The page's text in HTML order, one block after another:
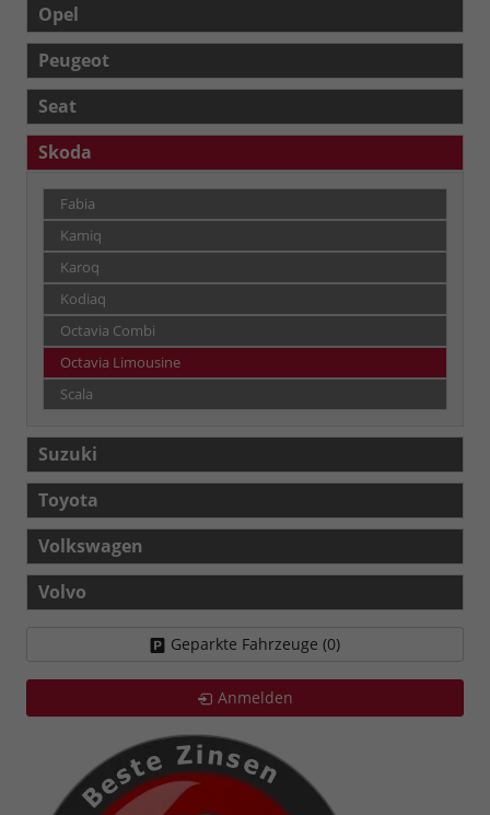
Opel
Peugeot
Seat
Skoda
Fabia
Kamiq
Karoq
Kodiaq
Octavia Combi
Octavia Limousine
Scala
Suzuki
Toyota
Volkswagen
Volvo
Geparkte Fahrzeuge (0)
Anmelden